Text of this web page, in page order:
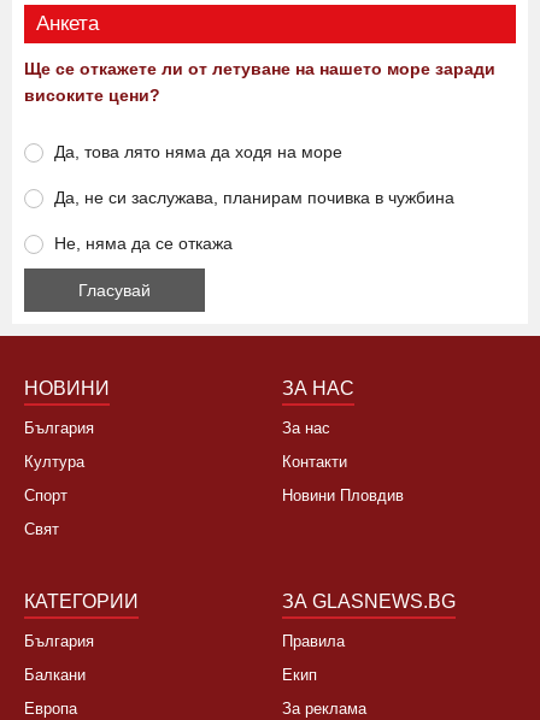
Анкета
Ще се откажете ли от летуване на нашето море заради
високите цени?
Да, това лято няма да ходя на море
Да, не си заслужава, планирам почивка в чужбина
Не, няма да се откажа
НОВИНИ
България
Култура
Спорт
Свят
ЗА НАС
За нас
Контакти
Новини Пловдив
КАТЕГОРИИ
България
Балкани
Европа
ЗА GLASNEWS.BG
Правила
Екип
За реклама